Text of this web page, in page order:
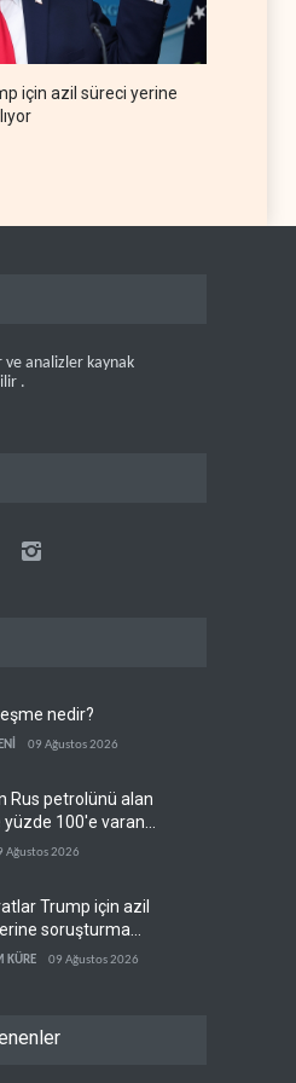
için azil süreci yerine
analizler kaynak
.
nedir?
09 Ağustos 2026
Rus petrolünü alan
yüzde 100'e varan
Ağustos 2026
Trump için azil
soruşturma
KÜRE 09 Ağustos 2026
petrol